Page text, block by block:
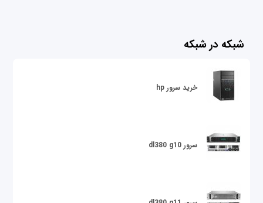
شبکه در شبکه
خرید سرور hp
سرور dl380 g10